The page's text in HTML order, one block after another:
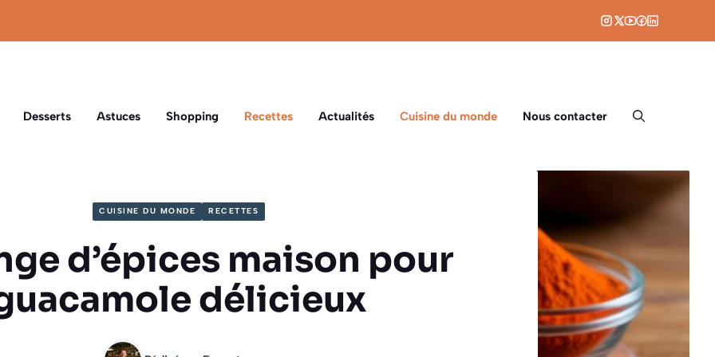
Desserts Astuces Shopping Recettes Actualités Cuisine du monde Nous contacter
CUISINE DU MONDE RECETTES
d’épices maison pour
délicieux